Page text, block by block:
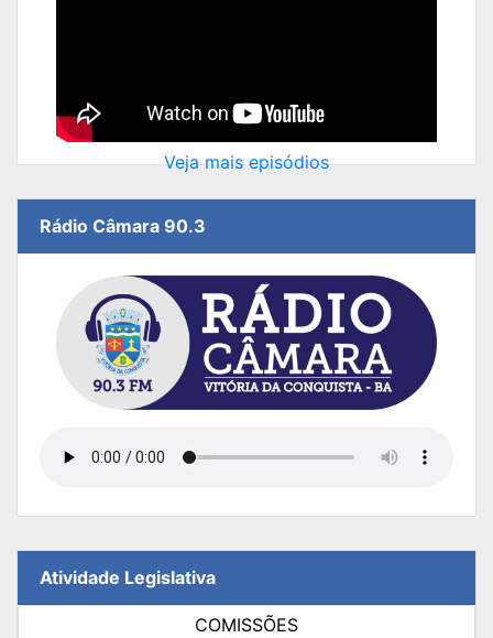
Veja mais episódios
Rádio Câmara 90.3
Atividade Legislativa
COMISSÕES